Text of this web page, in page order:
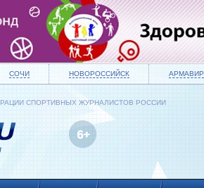
СОЧИ НОВОРОССИЙСК АРМАВИР
СПОРТИВНЫХ ЖУРНАЛИСТОВ РОССИИ